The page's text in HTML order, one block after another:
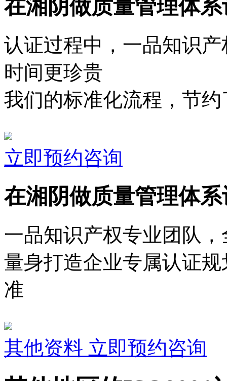
在湘阴做质量管理体
认证过程中，一品知识
时间更珍贵
我们的标准化流程，节
立即预约咨询
在湘阴做质量管理体
一品知识产权专业团队
量身打造企业专属认证
准
其他资料 立即预约咨询